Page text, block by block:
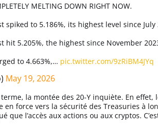
MELTING DOWN RIGHT NOW.
spiked to 5.186%, its highest level since July
hit 5.205%, the highest since November
to 4.663%,… pic.twitter.com/9zRiBM4JYq
May 19, 2026
la montée des 20-Y inquiète. En
en force vers la sécurité des Treasuries à
que l’accès aux actions ou aux cryptos.